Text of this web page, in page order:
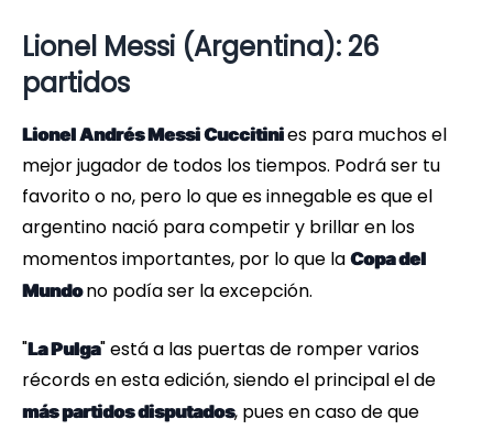
Lionel Messi (Argentina): 26
partidos
Lionel Andrés Messi Cuccitinies para muchos el
mejor jugador de todos los tiempos. Podrá ser tu
favorito o no, pero lo que es innegable es que el
argentino nació para competir y brillar en los
momentos importantes, por lo que la Copa del
Mundono podía ser la excepción.
"La Pulga" está a las puertas de romper varios
récords en esta edición, siendo el principal el de
más partidos disputados, pues en caso de que